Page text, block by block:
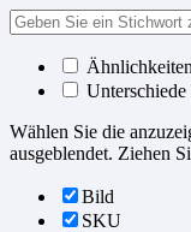
Unterschiede
Wählen Sie die
ausgeblendet. Ziehen
Bild
SKU